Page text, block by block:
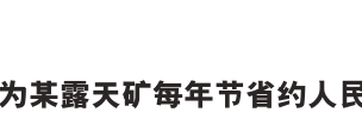
某露天矿每年节省约人